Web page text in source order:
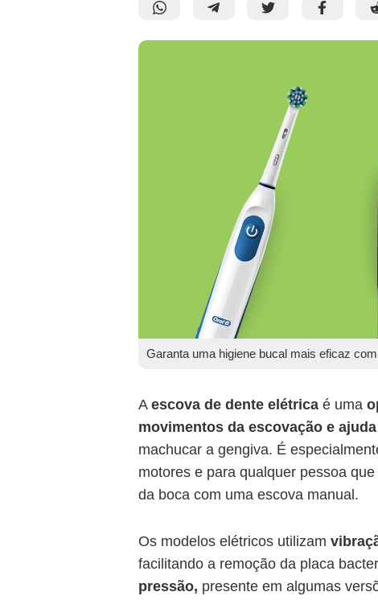
Garanta uma higiene bucal mais eficaz
A escova de dente elétrica é uma
movimentos da escovação e
machucar a gengiva. É
motores e para qualquer pessoa
da boca com uma escova manual.
Os modelos elétricos utilizam
facilitando a remoção da placa
pressão, presente em algumas